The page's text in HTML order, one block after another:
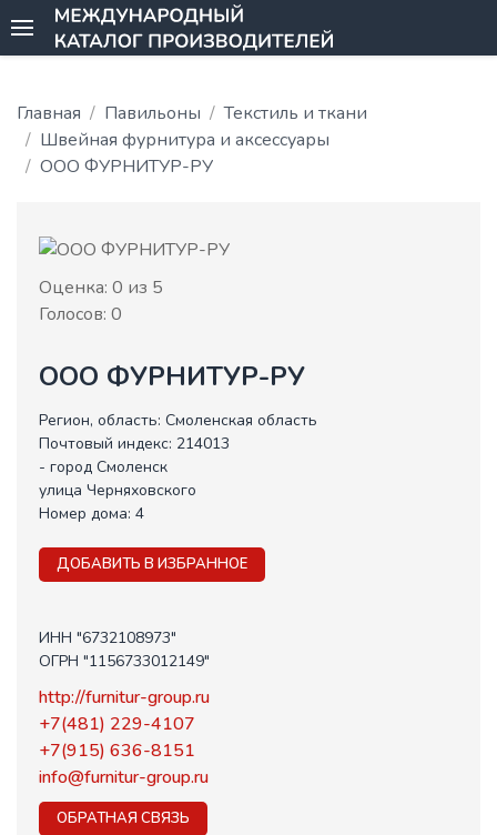
Главная Павильоны
Текстиль и ткани
Швейная фурнитура и аксессуары
ООО ФУРНИТУР-РУ
Оценка: 0 из 5
Голосов: 0
ООО ФУРНИТУР-РУ
Регион, область: Смоленская область
Почтовый индекс: 214013
- город Смоленск
улица Черняховского
Номер дома: 4
ДОБАВИТЬ В ИЗБРАННОЕ
ИНН "6732108973"
ОГРН "1156733012149"
http://furnitur-group.ru
+7(481) 229-4107
+7(915) 636-8151
info@furnitur-group.ru
ОБРАТНАЯ СВЯЗЬ